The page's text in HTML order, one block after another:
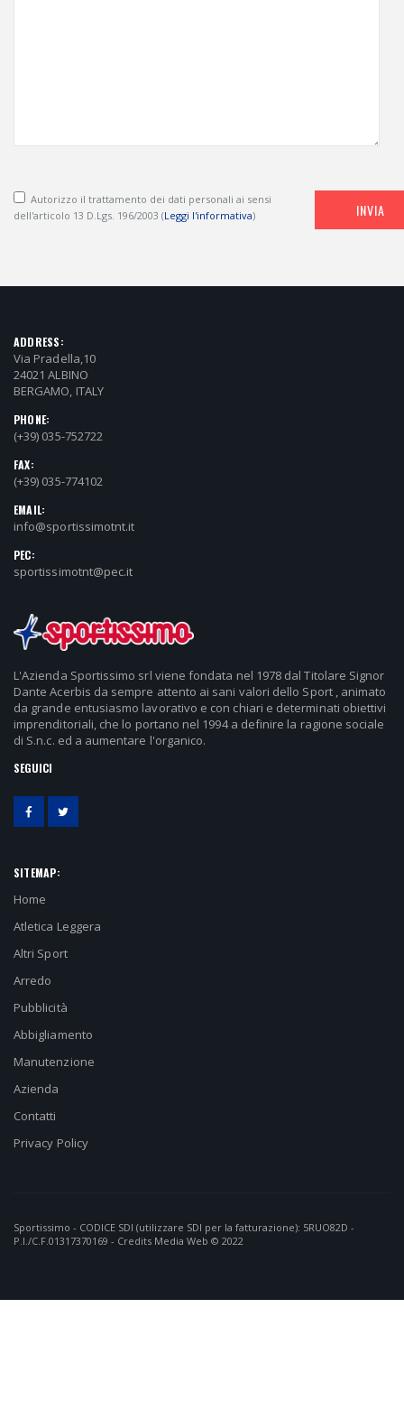
Autorizzo il trattamento dei dati personali ai sensi
dell'articolo 13 D.Lgs. 196/2003 (Leggi l'informativa) INVIA
ADDRESS:
Via Pradella,10
24021 ALBINO
BERGAMO, ITALY
PHONE:
(+39) 035-752722
FAX:
(+39) 035-774102
EMAIL:
info@sportissimotnt.it
PEC:
sportissimotnt@pec.it
L'Azienda Sportissimo srl viene fondata nel 1978 dal Titolare Signor
Dante Acerbis da sempre attento ai sani valori dello Sport , animato
da grande entusiasmo lavorativo e con chiari e determinati obiettivi
imprenditoriali, che lo portano nel 1994 a definire la ragione sociale
di S.n.c. ed a aumentare l'organico.
SEGUICI
SITEMAP:
Home
Atletica Leggera
Altri Sport
Arredo
Pubblicità
Abbigliamento
Manutenzione
Azienda
Contatti
Privacy Policy
Sportissimo - CODICE SDI (utilizzare SDI per la fatturazione): 5RUO82D -
P.I./C.F.01317370169 - Credits Media Web © 2022